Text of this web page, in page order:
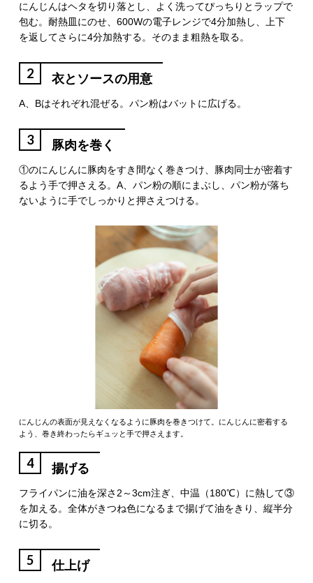
にんじんはヘタを切り落とし、よく洗ってぴっちりとラップで
包む。耐熱皿にのせ、600Wの電子レンジで4分加熱し、上下
を返してさらに4分加熱する。そのまま粗熱を取る。
2 衣とソースの用意
A、Bはそれぞれ混ぜる。パン粉はバットに広げる。
3 豚肉を巻く
①のにんじんに豚肉をすき間なく巻きつけ、豚肉同士が密着す
るよう手で押さえる。A、パン粉の順にまぶし、パン粉が落ち
ないように手でしっかりと押さえつける。
にんじんの表面が見えなくなるように豚肉を巻きつけて。にんじんに密着する
よう、巻き終わったらギュッと手で押さえます。
4 揚げる
フライパンに油を深さ2～3cm注ぎ、中温（180℃）に熱して③
を加える。全体がきつね色になるまで揚げて油をきり、縦半分
に切る。
5 仕上げ